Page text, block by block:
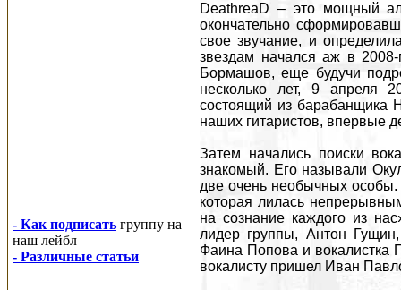
- Как подписать группу на
наш лейбл
- Различные статьи
DeathreaD – это мощный
окончательно
свое звучание, и
звездам начался аж в
Бормашов, еще будучи
несколько лет, 9 апреля
состоящий из барабанщика
наших гитаристов, впервые
Затем начались поиски
знакомый. Его называли
две очень необычных особы.
которая лилась
на сознание каждого из
лидер группы, Антон
Фаина Попова и вокалистка
вокалисту пришел Иван